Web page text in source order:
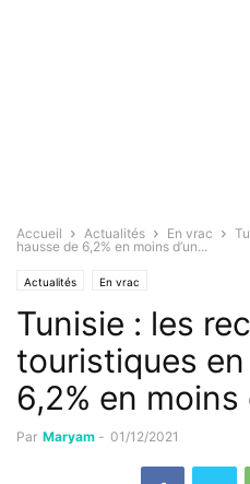
Accueil Actualités En vrac
hausse de 6,2% en moins d’un...
Actualités En vrac
Tunisie : les
touristiques
6,2% en moins
Par Maryam - 01/12/2021